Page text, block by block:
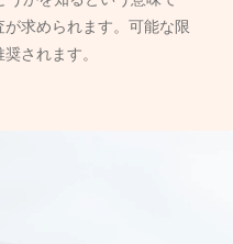
求められます。可能な限
されます。